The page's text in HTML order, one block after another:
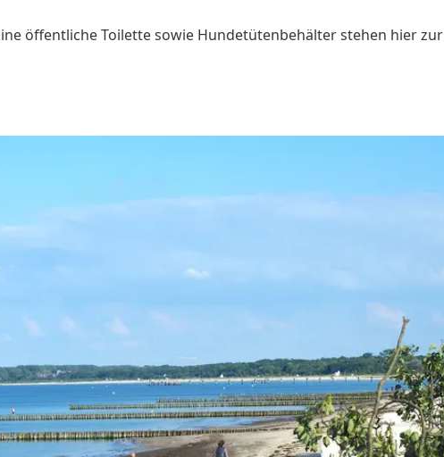
öffentliche Toilette sowie Hundetütenbehälter stehen hier zur